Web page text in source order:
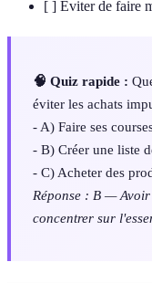
[ ] Éviter de faire
🧠 Quiz rapide :
éviter les achats
- A) Faire ses
- B) Créer une liste
- C) Acheter des
Réponse : B —
concentrer sur